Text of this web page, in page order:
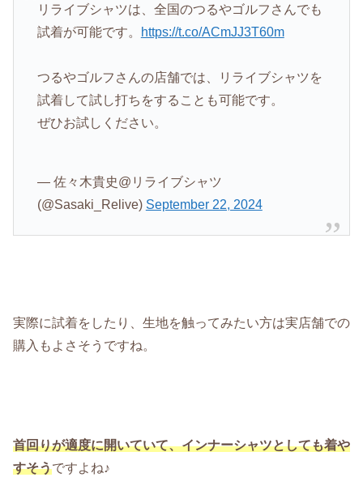
リライブシャツは、全国のつるやゴルフさんでも
試着が可能です。
https://t.co/ACmJJ3T60m
つるやゴルフさんの店舗では、リライブシャツを
試着して試し打ちをすることも可能です。
ぜひお試しください。
— 佐々木貴史@リライブシャツ
(@Sasaki_Relive) September 22, 2024
実際に試着をしたり、生地を触ってみたい方は実店舗での
購入もよさそうですね。
首回りが適度に開いていて、インナーシャツとしても着や
すそうですよね♪